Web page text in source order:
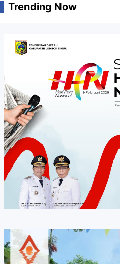
Trending Now